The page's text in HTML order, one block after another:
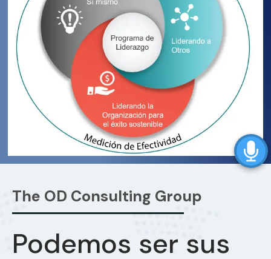
The OD Consulting Group
Podemos ser sus